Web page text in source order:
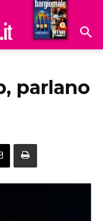
Hoteldomani
parlano